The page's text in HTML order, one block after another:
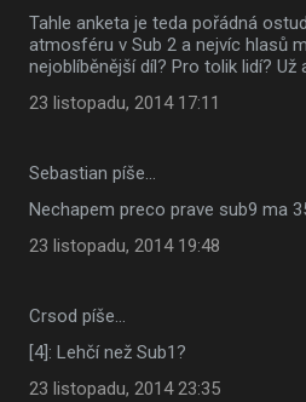
Tahle anketa je teda pořádná
atmosféru v Sub 2 a nejvíc hlasů
nejoblíběnější díl? Pro tolik lidí?
23 listopadu, 2014 17:11
Sebastian píše…
Nechapem preco prave sub9 ma
23 listopadu, 2014 19:48
Crsod píše…
[4]: Lehčí než Sub1?
23 listopadu, 2014 23:35